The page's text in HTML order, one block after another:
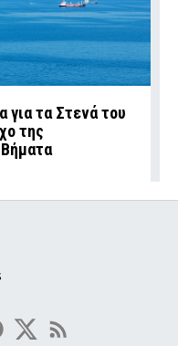
για τα Στενά του
της